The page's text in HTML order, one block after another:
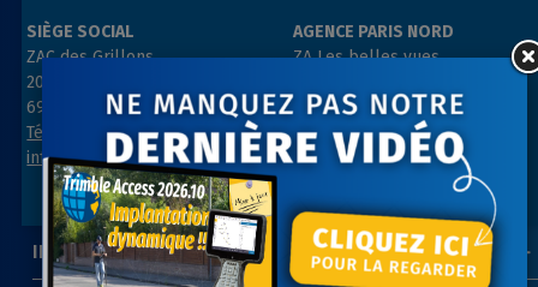
SIÈGE SOCIAL
ZAC des Grillons
208, rue de l’Ancienne Distillerie
69400 GLEIZÉ
Tél : 04 74 69 94 00
info@geotopo.fr
AGENCE PARIS NORD
ZA Les belles vues
91290 ARPAJON
Tél : 01 64 55 11 80
contact@geotopo.fr
INFORMATIONS